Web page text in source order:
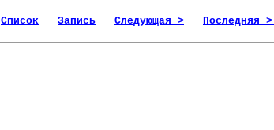
Список Запись Следующая > Последняя >|